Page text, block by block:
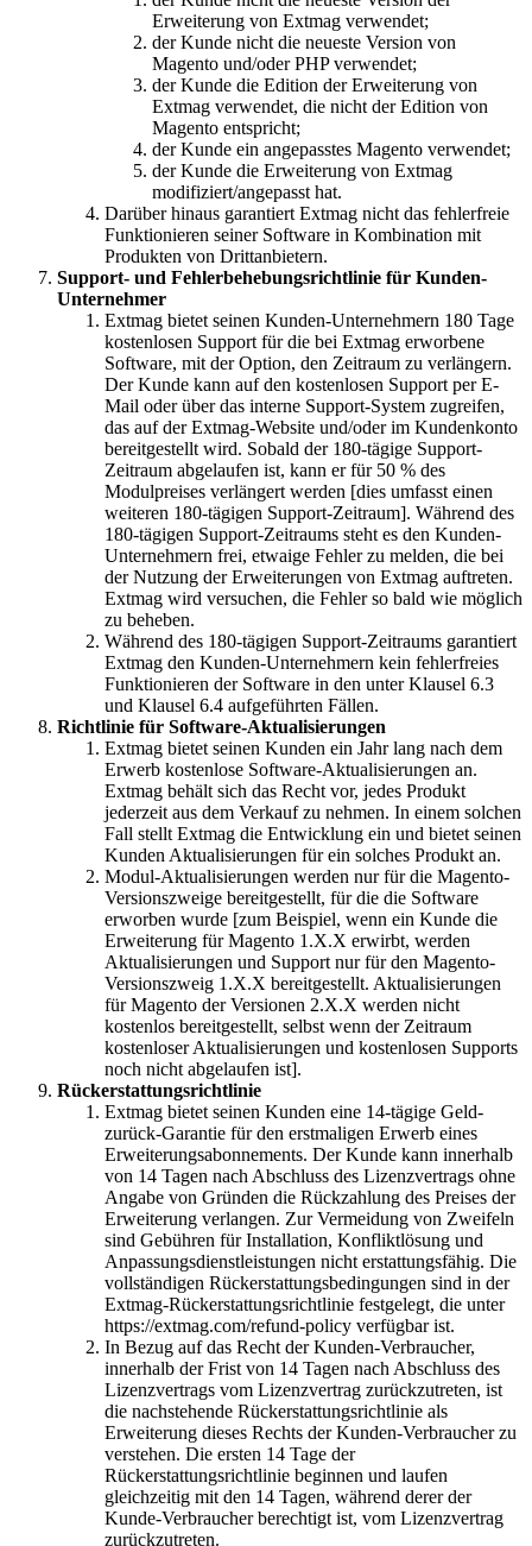
Erweiterung von Extmag verwendet;
der Kunde nicht die neueste Version von
Magento und/oder PHP verwendet;
der Kunde die Edition der Erweiterung von
Extmag verwendet, die nicht der Edition von
Magento entspricht;
der Kunde ein angepasstes Magento verwendet;
der Kunde die Erweiterung von Extmag
modifiziert/angepasst hat.
Darüber hinaus garantiert Extmag nicht das fehlerfreie
Funktionieren seiner Software in Kombination mit
Produkten von Drittanbietern.
Support- und Fehlerbehebungsrichtlinie für Kunden-
Unternehmer
Extmag bietet seinen Kunden-Unternehmern 180 Tage
kostenlosen Support für die bei Extmag erworbene
Software, mit der Option, den Zeitraum zu verlängern.
Der Kunde kann auf den kostenlosen Support per E-
Mail oder über das interne Support-System zugreifen,
das auf der Extmag-Website und/oder im Kundenkonto
bereitgestellt wird. Sobald der 180-tägige Support-
Zeitraum abgelaufen ist, kann er für 50 % des
Modulpreises verlängert werden [dies umfasst einen
weiteren 180-tägigen Support-Zeitraum]. Während des
180-tägigen Support-Zeitraums steht es den Kunden-
Unternehmern frei, etwaige Fehler zu melden, die bei
der Nutzung der Erweiterungen von Extmag auftreten.
Extmag wird versuchen, die Fehler so bald wie möglich
zu beheben.
Während des 180-tägigen Support-Zeitraums garantiert
Extmag den Kunden-Unternehmern kein fehlerfreies
Funktionieren der Software in den unter Klausel 6.3
und Klausel 6.4 aufgeführten Fällen.
Richtlinie für Software-Aktualisierungen
Extmag bietet seinen Kunden ein Jahr lang nach dem
Erwerb kostenlose Software-Aktualisierungen an.
Extmag behält sich das Recht vor, jedes Produkt
jederzeit aus dem Verkauf zu nehmen. In einem solchen
Fall stellt Extmag die Entwicklung ein und bietet seinen
Kunden Aktualisierungen für ein solches Produkt an.
Modul-Aktualisierungen werden nur für die Magento-
Versionszweige bereitgestellt, für die die Software
erworben wurde [zum Beispiel, wenn ein Kunde die
Erweiterung für Magento 1.X.X erwirbt, werden
Aktualisierungen und Support nur für den Magento-
Versionszweig 1.X.X bereitgestellt. Aktualisierungen
für Magento der Versionen 2.X.X werden nicht
kostenlos bereitgestellt, selbst wenn der Zeitraum
kostenloser Aktualisierungen und kostenlosen Supports
noch nicht abgelaufen ist].
Rückerstattungsrichtlinie
Extmag bietet seinen Kunden eine 14-tägige Geld-
zurück-Garantie für den erstmaligen Erwerb eines
Erweiterungsabonnements. Der Kunde kann innerhalb
von 14 Tagen nach Abschluss des Lizenzvertrags ohne
Angabe von Gründen die Rückzahlung des Preises der
Erweiterung verlangen. Zur Vermeidung von Zweifeln
sind Gebühren für Installation, Konfliktlösung und
Anpassungsdienstleistungen nicht erstattungsfähig. Die
vollständigen Rückerstattungsbedingungen sind in der
Extmag-Rückerstattungsrichtlinie festgelegt, die unter
https://extmag.com/refund-policy verfügbar ist.
In Bezug auf das Recht der Kunden-Verbraucher,
innerhalb der Frist von 14 Tagen nach Abschluss des
Lizenzvertrags vom Lizenzvertrag zurückzutreten, ist
die nachstehende Rückerstattungsrichtlinie als
Erweiterung dieses Rechts der Kunden-Verbraucher zu
verstehen. Die ersten 14 Tage der
Rückerstattungsrichtlinie beginnen und laufen
gleichzeitig mit den 14 Tagen, während derer der
Kunde-Verbraucher berechtigt ist, vom Lizenzvertrag
zurückzutreten.